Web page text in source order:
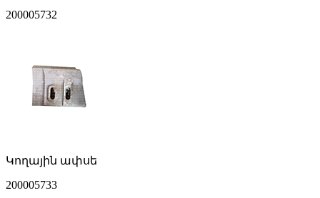
200005732
Կողային ափսե
200005733